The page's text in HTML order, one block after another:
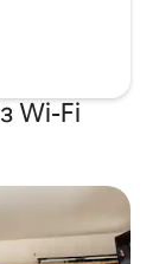
Wi-Fi